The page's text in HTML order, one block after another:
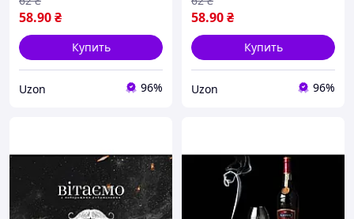
58.90₴
Купить
Uzon 96%
58.90₴
Купить
Uzon 96%